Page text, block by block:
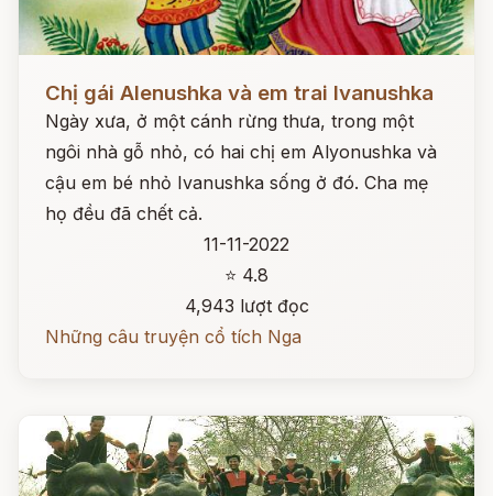
Chị gái Alenushka và em trai Ivanushka
Ngày xưa, ở một cánh rừng thưa, trong một
ngôi nhà gỗ nhỏ, có hai chị em Alyonushka và
cậu em bé nhỏ Ivanushka sống ở đó. Cha mẹ
họ đều đã chết cả.
11-11-2022
⭐ 4.8
4,943 lượt đọc
Những câu truyện cổ tích Nga